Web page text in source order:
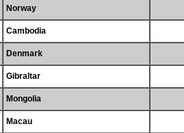
Norway
Cambodia
Denmark
Gibraltar
Mongolia
Macau